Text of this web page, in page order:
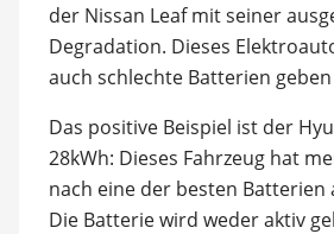
der Nissan Leaf mit seiner
Degradation. Dieses
auch schlechte Batterien
Das positive Beispiel ist der
28kWh: Dieses Fahrzeug hat
nach eine der besten Batterien
Die Batterie wird weder aktiv